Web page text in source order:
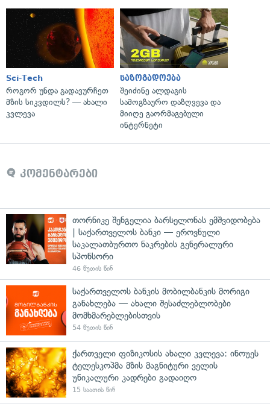
Sci-Tech
როგორ უნდა გადავურჩეთ
მზის სიკვდილს? — ახალი
კვლევა
საზოგადოება
შეიძინე ალდაგის
სამოგზაურო დაზღვევა და
მიიღე გაორმაგებული
ინტერნეტი
კომენტარები
თორნიკე შენგელია ბარსელონას ემშვიდობება
| საქართველოს ბანკი — ეროვნული
საკალათბურთო ნაკრების გენერალური
სპონსორი
46 წუთის წინ
საქართველოს ბანკის მობილბანკის მორიგი
განახლება — ახალი შესაძლებლობები
მომხმარებლებისთვის
54 წუთის წინ
ქართველი ფიზიკოსის ახალი კვლევა: ინოუეს
ტელესკოპმა მზის მაგნიტური ველის
უნიკალური კადრები გადაიღო
15 საათის წინ